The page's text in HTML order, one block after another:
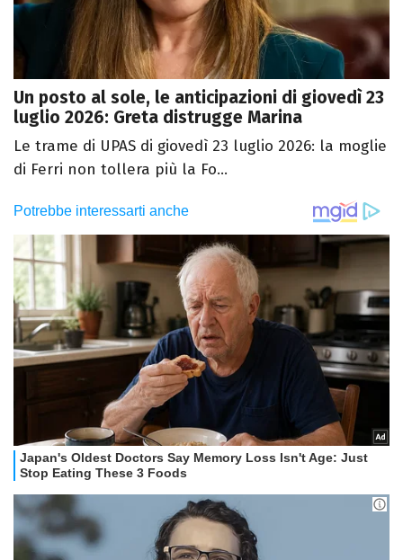
Un posto al sole, le anticipazioni di giovedì 23
luglio 2026: Greta distrugge Marina
Le trame di UPAS di giovedì 23 luglio 2026: la moglie
di Ferri non tollera più la Fo...